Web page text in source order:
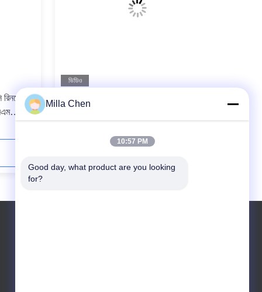
রিনফোর্সড
ভিডিও
এনএসএন বুট ডুপ্লেক্স এলসি প্যাচ কর্ড ব্ল্যাক ফর
Milla Chen
10:57 PM
Good day, what product are you looking
for?